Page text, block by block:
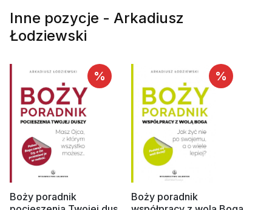
Inne pozycje - Arkadiusz
Łodziewski
%
Boży poradnik
%
Boży poradnik